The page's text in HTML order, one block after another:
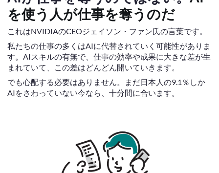
を使う人が仕事を奪うのだ
これはNVIDIAのCEOジェイソン・ファン氏の言葉です。
私たちの仕事の多くはAIに代替されていく可能性がありま
す。AIスキルの有無で、仕事の効率や成果に大きな差が生
まれていて、この差はどんどん開いていきます。
でも心配する必要はありません。まだ日本人の9.1％しか
AIをさわっていない今なら、十分間に合います。